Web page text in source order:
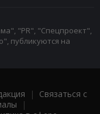
"PR", "Спецпроект",
публикуются на
| Связаться с
|